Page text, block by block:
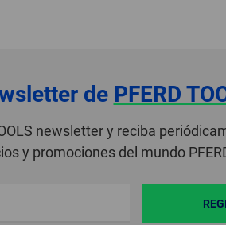
de PFERD
newsletter y reciba
y promociones del mundo